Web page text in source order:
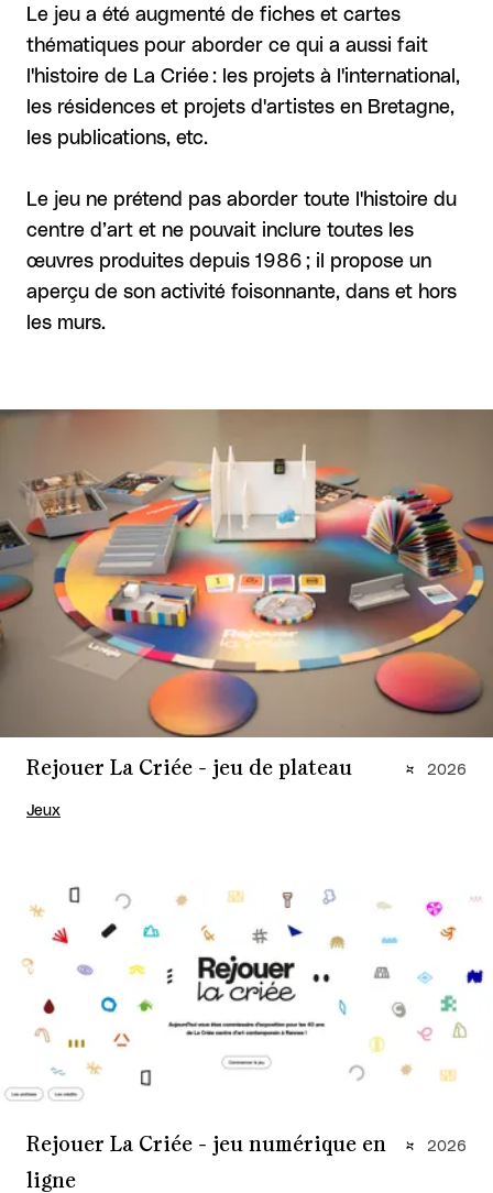
Le jeu a été augmenté de fiches et cartes
thématiques pour aborder ce qui a aussi fait
l'histoire de La Criée : les projets à l'international,
les résidences et projets d'artistes en Bretagne,
les publications, etc.
Le jeu ne prétend pas aborder toute l'histoire du
centre d’art et ne pouvait inclure toutes les
œuvres produites depuis 1986 ; il propose un
aperçu de son activité foisonnante, dans et hors
les murs.
Rejouer La Criée - jeu de plateau
Jeux
2026
Rejouer La Criée - jeu numérique en
ligne
2026